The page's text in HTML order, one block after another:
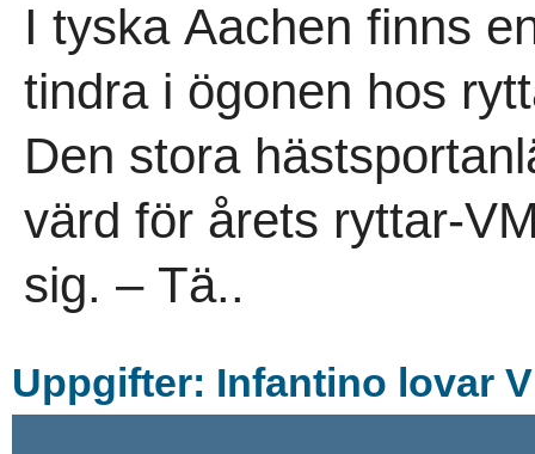
I tyska Aachen finns
tindra i ögonen hos
Den stora
värd för årets ryttar-
sig. – Tä..
Uppgifter: Infantino lovar